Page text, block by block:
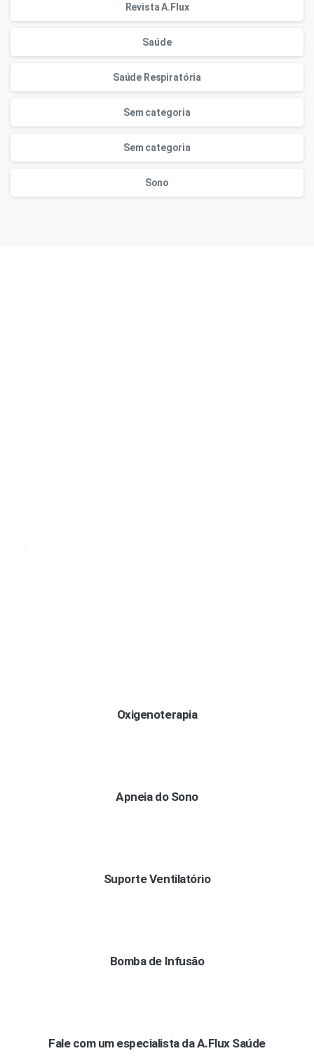
Revista A.Flux
Saúde
Saúde Respiratória
Sem categoria
Sem categoria
Sono
Oxigenoterapia
Apneia do Sono
Suporte Ventilatório
Bomba de Infusão
Fale com um especialista da A.Flux Saúde